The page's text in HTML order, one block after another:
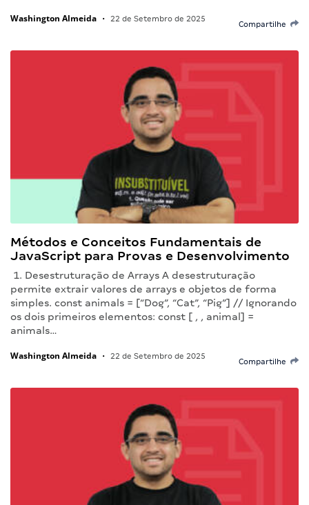
Washington Almeida • 22 de Setembro de 2025
Compartilhe
Métodos e Conceitos Fundamentais de
JavaScript para Provas e Desenvolvimento
1. Desestruturação de Arrays A desestruturação
permite extrair valores de arrays e objetos de forma
simples. const animals = [“Dog”, “Cat”, “Pig”] // Ignorando
os dois primeiros elementos: const [ , , animal] =
animals…
Washington Almeida • 22 de Setembro de 2025
Compartilhe